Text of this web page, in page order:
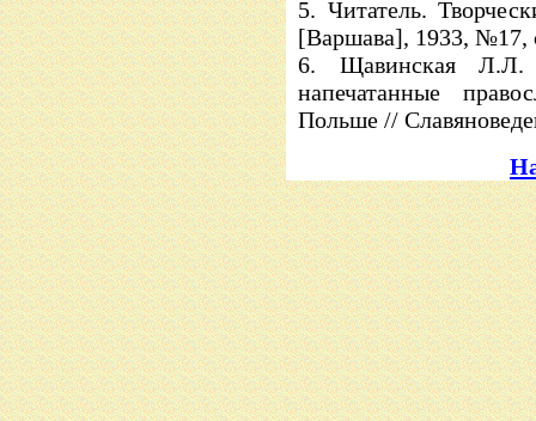
5. Читатель.
[Варшава], 1933, №17,
6. Щавинская Л.Л.
напечатанные
Польше //